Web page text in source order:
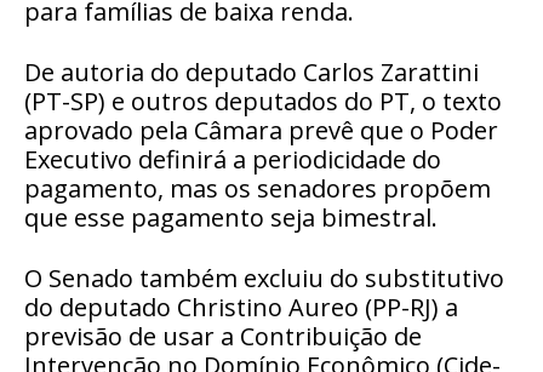
para famílias de baixa renda.
De autoria do deputado Carlos Zarattini
(PT-SP) e outros deputados do PT, o texto
aprovado pela Câmara prevê que o Poder
Executivo definirá a periodicidade do
pagamento, mas os senadores propõem
que esse pagamento seja bimestral.
O Senado também excluiu do substitutivo
do deputado Christino Aureo (PP-RJ) a
previsão de usar a Contribuição de
Intervenção no Domínio Econômico (Cide-